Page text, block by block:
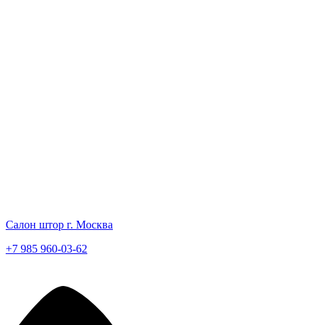
Салон штор г. Москва
+7 985 960-03-62